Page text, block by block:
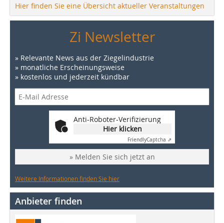
Hier finden Sie eine Übersicht aktueller Veranstaltungen
Zi Newsletter
» Relevante News aus der Ziegelindustrie
» monatliche Erscheinungsweise
» kostenlos und jederzeit kündbar
Anti-Roboter-Verifizierung
Hier klicken
FriendlyCaptcha ⇗
» Melden Sie sich jetzt an
Weitere Informationen finden Sie hier
Anbieter finden